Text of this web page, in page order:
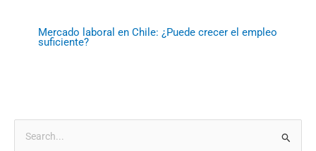
Mercado laboral en Chile: ¿Puede crecer el empleo
suficiente?